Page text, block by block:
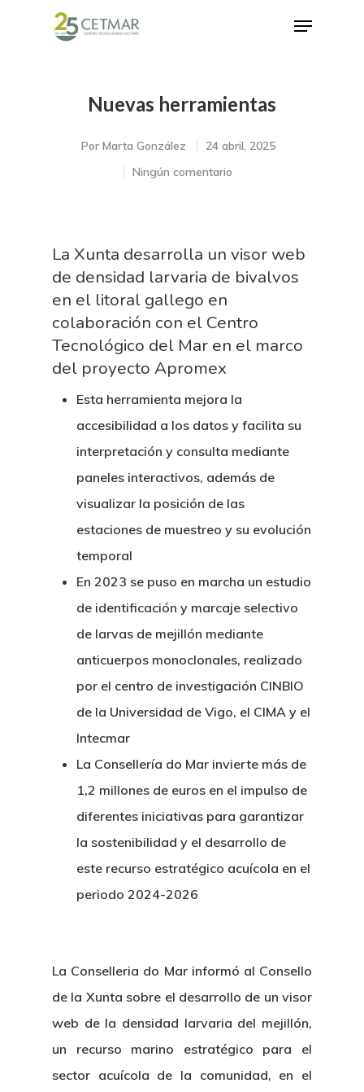
Hit enter to search or ESC to close
Nuevas herramientas
Por Marta González
24 abril, 2025
Ningún comentario
La Xunta desarrolla un visor web
de densidad larvaria de bivalvos
en el litoral gallego en
colaboración con el Centro
Tecnológico del Mar en el marco
del proyecto Apromex
Esta herramienta mejora la
accesibilidad a los datos y facilita su
interpretación y consulta mediante
paneles interactivos, además de
visualizar la posición de las
estaciones de muestreo y su evolución
temporal
En 2023 se puso en marcha un estudio
de identificación y marcaje selectivo
de larvas de mejillón mediante
anticuerpos monoclonales, realizado
por el centro de investigación CINBIO
de la Universidad de Vigo, el CIMA y el
Intecmar
La Consellería do Mar invierte más de
1,2 millones de euros en el impulso de
diferentes iniciativas para garantizar
la sostenibilidad y el desarrollo de
este recurso estratégico acuícola en el
periodo 2024-2026
La Conselleria do Mar informó al Consello
de la Xunta sobre el desarrollo de un visor
web de la densidad larvaria del mejillón,
un recurso marino estratégico para el
sector acuícola de la comunidad, en el